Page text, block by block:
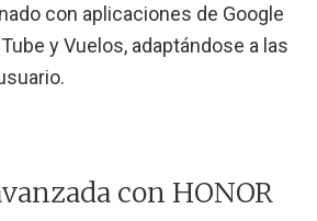
con aplicaciones de Google
y Vuelos, adaptándose a las
con HONOR